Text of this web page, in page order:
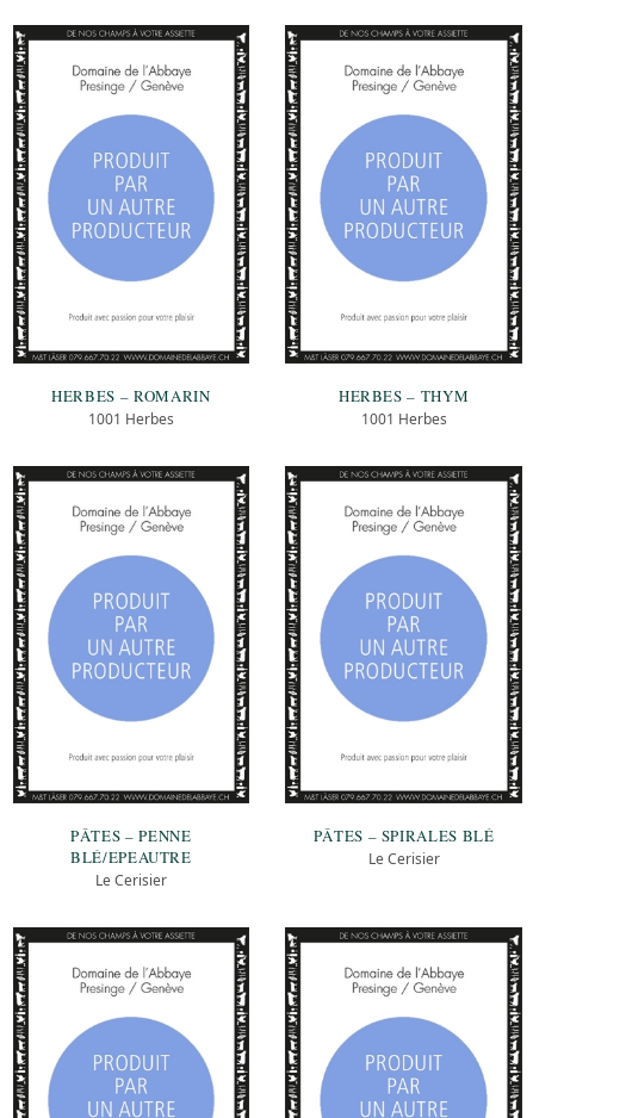
HERBES – ROMARIN
1001 Herbes
HERBES – THYM
1001 Herbes
PÂTES – PENNE
BLÉ/EPEAUTRE
Le Cerisier
PÂTES – SPIRALES BLÉ
Le Cerisier